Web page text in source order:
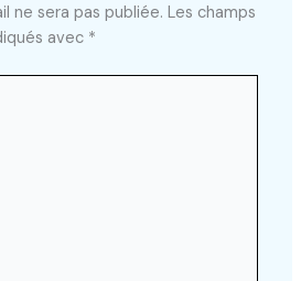
ne sera pas publiée. Les champs
avec *